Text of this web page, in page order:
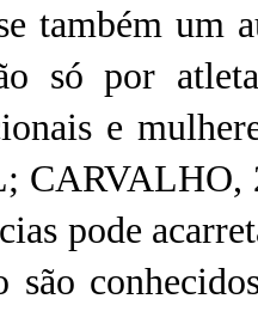
também um
só por
e
CARVALHO,
pode
são